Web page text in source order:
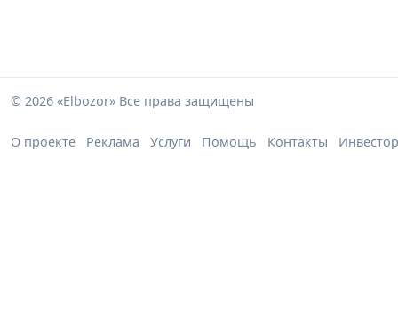
© 2026 «Elbozor» Все права защищены
О проекте Реклама Услуги Помощь Контакты